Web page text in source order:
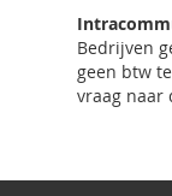
Bedrijven
geen btw
vraag naar